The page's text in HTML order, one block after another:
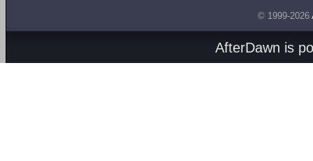
© 1999-2026
AfterDawn is